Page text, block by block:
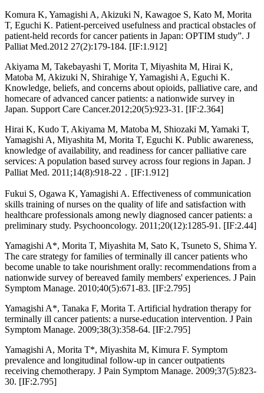
Komura K, Yamagishi A, Akizuki N, Kawagoe S, Kato M, Morita
T, Eguchi K. Patient-perceived usefulness and practical obstacles of
patient-held records for cancer patients in Japan: OPTIM study”. J
Palliat Med.2012 27(2):179-184. [IF:1.912]
Akiyama M, Takebayashi T, Morita T, Miyashita M, Hirai K,
Matoba M, Akizuki N, Shirahige Y, Yamagishi A, Eguchi K.
Knowledge, beliefs, and concerns about opioids, palliative care, and
homecare of advanced cancer patients: a nationwide survey in
Japan. Support Care Cancer.2012;20(5):923-31. [IF:2.364]
Hirai K, Kudo T, Akiyama M, Matoba M, Shiozaki M, Yamaki T,
Yamagishi A, Miyashita M, Morita T, Eguchi K. Public awareness,
knowledge of availability, and readiness for cancer palliative care
services: A population based survey across four regions in Japan. J
Palliat Med. 2011;14(8):918-22．[IF:1.912]
Fukui S, Ogawa K, Yamagishi A. Effectiveness of communication
skills training of nurses on the quality of life and satisfaction with
healthcare professionals among newly diagnosed cancer patients: a
preliminary study. Psychooncology. 2011;20(12):1285-91. [IF:2.44]
Yamagishi A*, Morita T, Miyashita M, Sato K, Tsuneto S, Shima Y.
The care strategy for families of terminally ill cancer patients who
become unable to take nourishment orally: recommendations from a
nationwide survey of bereaved family members' experiences. J Pain
Symptom Manage. 2010;40(5):671-83. [IF:2.795]
Yamagishi A*, Tanaka F, Morita T. Artificial hydration therapy for
terminally ill cancer patients: a nurse-education intervention. J Pain
Symptom Manage. 2009;38(3):358-64. [IF:2.795]
Yamagishi A, Morita T*, Miyashita M, Kimura F. Symptom
prevalence and longitudinal follow-up in cancer outpatients
receiving chemotherapy. J Pain Symptom Manage. 2009;37(5):823-
30. [IF:2.795]